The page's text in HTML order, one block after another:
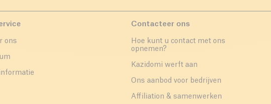
ons
Contacteer ons
Hoe kunt u contact met ons
opnemen?
Kazidomi werft aan
Ons aanbod voor bedrijven
Affiliation & samenwerken